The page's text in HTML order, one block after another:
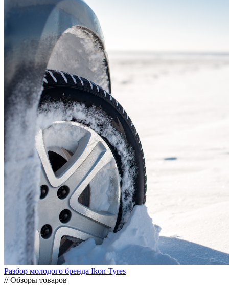
Разбор молодого бренда Ikon Tyres
// Обзоры товаров